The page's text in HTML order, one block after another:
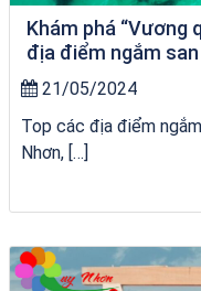
Khám phá “Vương
địa điểm ngắm
21/05/2024
Top các địa điểm
Nhơn, […]
Tour Đà